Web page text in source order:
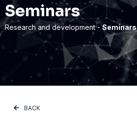
Seminars
Research and development -Seminars
BACK